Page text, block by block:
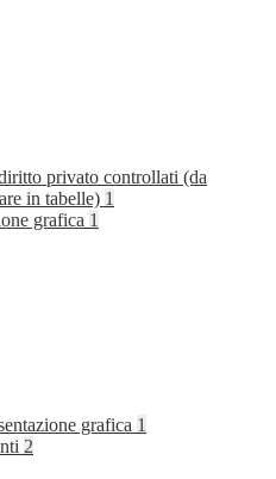
privato controllati (da
in tabelle) 1
grafica 1
grafica 1
2